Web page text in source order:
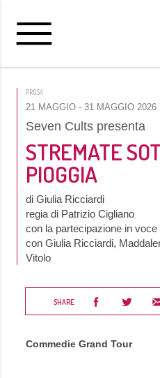
PROSA
21 MAGGIO - 31 MAGGIO 2026
Seven Cults presenta
STREMATE
PIOGGIA
di Giulia Ricciardi
regia di Patrizio Cigliano
con la partecipazione in
con Giulia Ricciardi,
Vitolo
SHARE
Commedie Grand Tour